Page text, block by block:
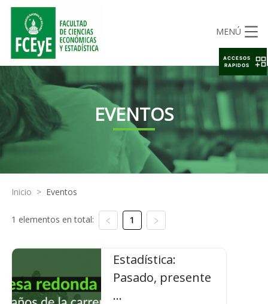
MENÚ
EVENTOS
Inicio > Eventos
1 elementos en total: 1
Estadística:
Pasado, presente
...
ACCESOS
RAPIDOS